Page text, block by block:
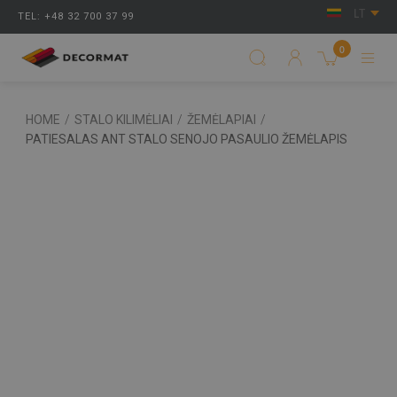
TEL: +48 32 700 37 99
0
HOME / STALO KILIMĖLIAI / ŽEMĖLAPIAI
/
PATIESALAS ANT STALO SENOJO PASAULIO ŽEMĖLAPIS